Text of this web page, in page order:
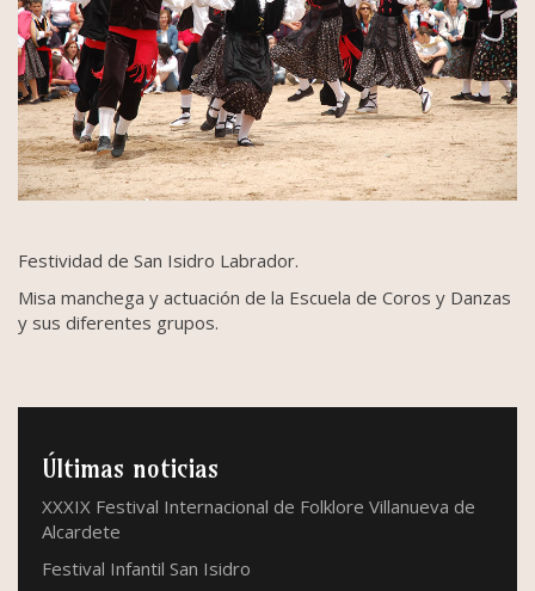
Festividad de San Isidro Labrador.
Misa manchega y actuación de la Escuela de Coros y Danzas
y sus diferentes grupos.
Últimas noticias
XXXIX Festival Internacional de Folklore Villanueva de
Alcardete
Festival Infantil San Isidro